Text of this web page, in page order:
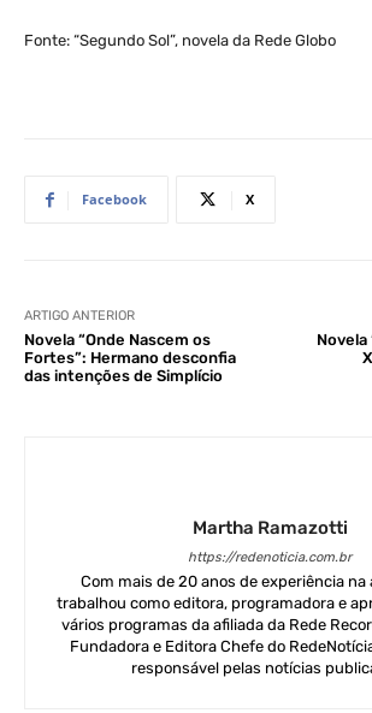
Fonte: “Segundo Sol”, novela da Rede Globo
Facebook X
ARTIGO ANTERIOR
Novela “Onde Nascem os
Fortes”: Hermano desconfia
das intenções de Simplício
Novela
Martha Ramazotti
https://redenoticia.com.br
Com mais de 20 anos de experiência na
trabalhou como editora, programadora e
vários programas da afiliada da Rede
Fundadora e Editora Chefe do
responsável pelas notícias